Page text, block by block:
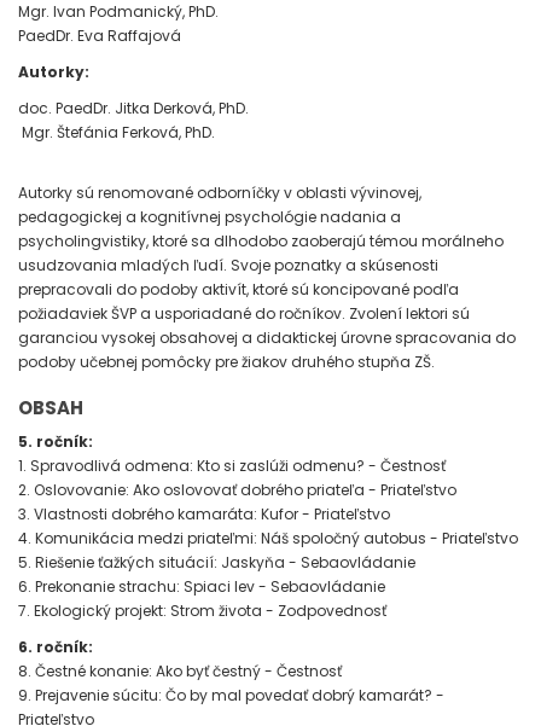
Mgr. Ivan Podmanický, PhD.
PaedDr. Eva Raffajová
Autorky:
doc. PaedDr. Jitka Derková, PhD.
Mgr. Štefánia Ferková, PhD.
Autorky sú renomované odborníčky v oblasti vývinovej,
pedagogickej a kognitívnej psychológie nadania a
psycholingvistiky, ktoré sa dlhodobo zaoberajú témou morálneho
usudzovania mladých ľudí. Svoje poznatky a skúsenosti
prepracovali do podoby aktivít, ktoré sú koncipované podľa
požiadaviek ŠVP a usporiadané do ročníkov. Zvolení lektori sú
garanciou vysokej obsahovej a didaktickej úrovne spracovania do
podoby učebnej pomôcky pre žiakov druhého stupňa ZŠ.
OBSAH
5. ročník:
1. Spravodlivá odmena: Kto si zaslúži odmenu? - Čestnosť
2. Oslovovanie: Ako oslovovať dobrého priateľa - Priateľstvo
3. Vlastnosti dobrého kamaráta: Kufor - Priateľstvo
4. Komunikácia medzi priateľmi: Náš spoločný autobus - Priateľstvo
5. Riešenie ťažkých situácií: Jaskyňa - Sebaovládanie
6. Prekonanie strachu: Spiaci lev - Sebaovládanie
7. Ekologický projekt: Strom života - Zodpovednosť
6. ročník:
8. Čestné konanie: Ako byť čestný - Čestnosť
9. Prejavenie súcitu: Čo by mal povedať dobrý kamarát? -
Priateľstvo